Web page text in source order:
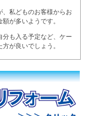
、私どものお客様からお
が多いようです。
分も入る予定など、ケー
が良いでしょう。